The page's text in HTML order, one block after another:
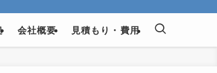
会社概要 見積もり・費用